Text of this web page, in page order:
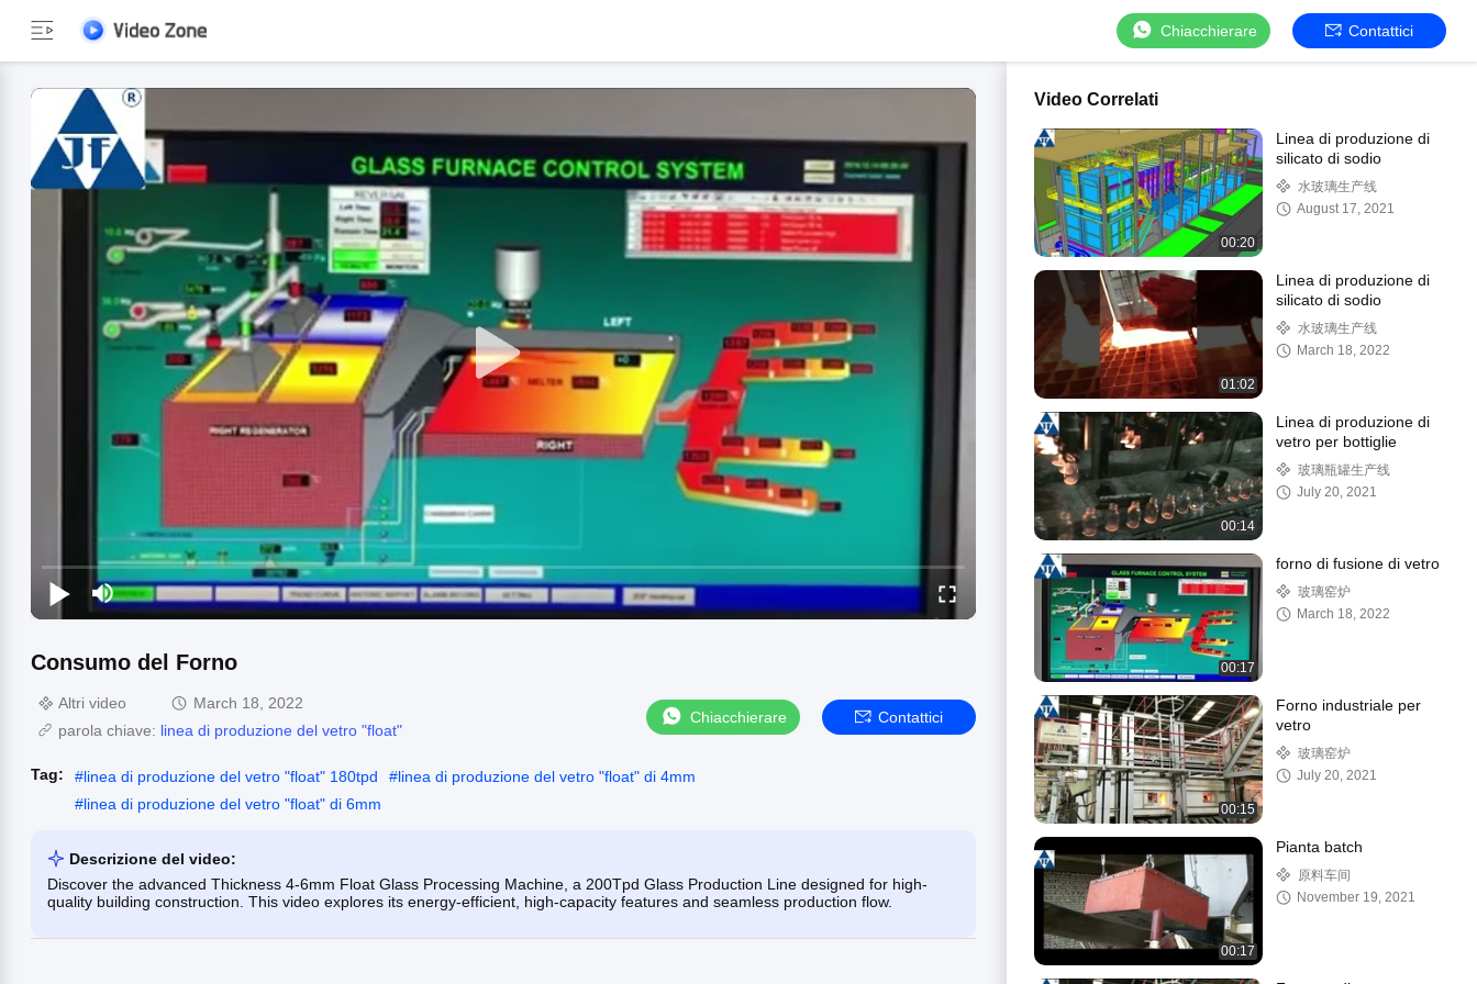
Chiacchierare Contattici
Consumo del Forno
Altri video
March 18, 2022
parola chiave: linea di produzione del vetro "float"
Chiacchierare Contattici
Tag: #linea di produzione del vetro "float" 180tpd #linea di produzione del vetro "float" di 4mm
#linea di produzione del vetro "float" di 6mm
Descrizione del video:
Discover the advanced Thickness 4-6mm Float Glass Processing Machine, a 200Tpd Glass Production Line designed for high-
quality building construction. This video explores its energy-efficient, high-capacity features and seamless production flow.
Video Correlati
00:20
Linea di produzione di
silicato di sodio
水玻璃生产线
August 17, 2021
01:02
Linea di produzione di
silicato di sodio
水玻璃生产线
March 18, 2022
00:14
Linea di produzione di
vetro per bottiglie
玻璃瓶罐生产线
July 20, 2021
00:17
forno di fusione di vetro
玻璃窑炉
March 18, 2022
00:15
Forno industriale per
vetro
玻璃窑炉
July 20, 2021
00:17
Pianta batch
原料车间
November 19, 2021